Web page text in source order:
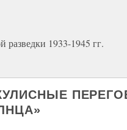
разведки 1933-1945 гг.